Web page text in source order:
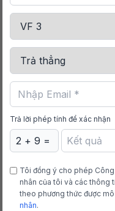
Trả lời phép tính để xác nhận
Tôi đồng ý cho phép
nhân của tôi và các thông
theo phương thức được
nhân.